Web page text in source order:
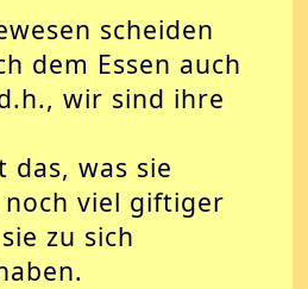
scheiden
dem Essen auch
wir sind ihre
das, was sie
noch viel giftiger
zu sich